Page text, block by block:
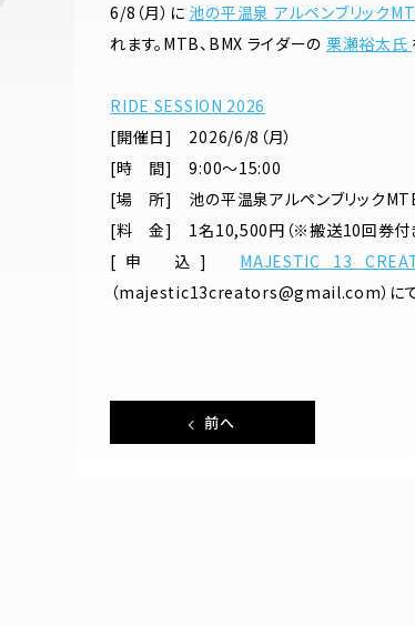
6/8（月）に 池の平温泉 アルペンブリック
れます。MTB、BMX ライダーの 栗瀬裕太氏
RIDE SESSION 2026
[開催日] 2026/6/8（月）
[時 間] 9:00〜15:00
[場 所] 池の平温泉アルペンブリック
[料 金] 1名10,500円（※搬送10回券付き
[申 込] MAJESTIC 13
（majestic13creators@gmail.com）にて
前へ